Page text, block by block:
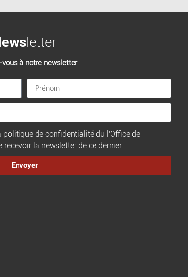
letter
vous à notre newsletter
politique de confidentialité du l'Office de
la newsletter de ce dernier.
Envoyer